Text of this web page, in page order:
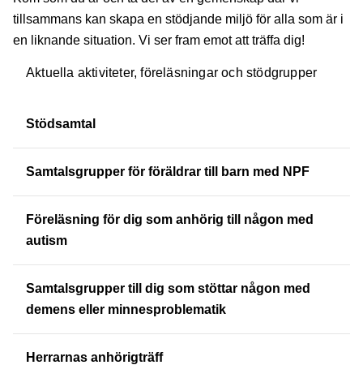
tillsammans kan skapa en stödjande miljö för alla som är i
en liknande situation. Vi ser fram emot att träffa dig!
Aktuella aktiviteter, föreläsningar och stödgrupper
Stödsamtal
Samtalsgrupper för föräldrar till barn med NPF
Föreläsning för dig som anhörig till någon med
autism
Samtalsgrupper till dig som stöttar någon med
demens eller minnesproblematik
Herrarnas anhörigträff